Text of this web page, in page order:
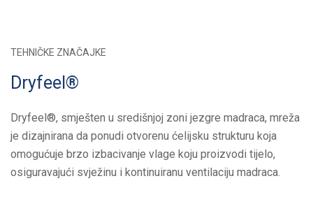
TEHNIČKE ZNAČAJKE
Dryfeel®
Dryfeel®, smješten u središnjoj zoni jezgre madraca, mreža
je dizajnirana da ponudi otvorenu ćelijsku strukturu koja
omogućuje brzo izbacivanje vlage koju proizvodi tijelo,
osiguravajući svježinu i kontinuiranu ventilaciju madraca.